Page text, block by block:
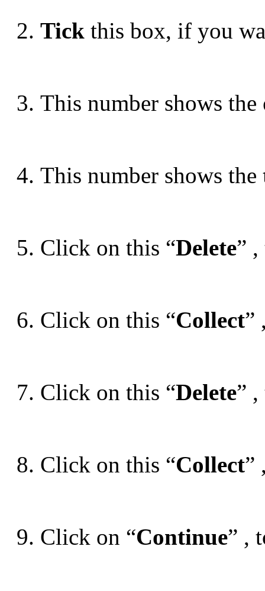
2. Tick this box, if you
3. This number shows the
4. This number shows the
5. Click on this “Delete”
6. Click on this “Collect”
7. Click on this “Delete”
8. Click on this “Collect”
9. Click on “Continue” ,